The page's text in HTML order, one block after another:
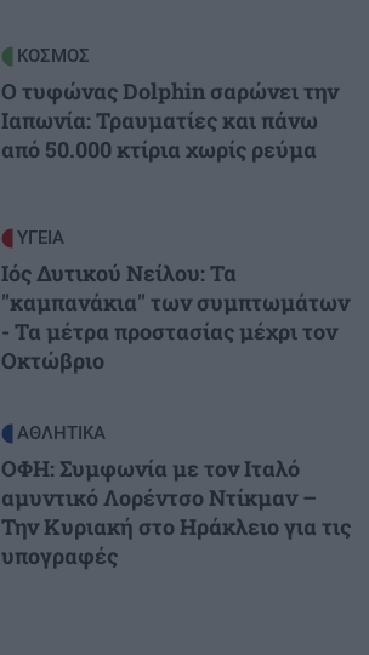
ΚΟΣΜΟΣ
Ο τυφώνας Dolphin σαρώνει την
Ιαπωνία: Τραυματίες και πάνω
από 50.000 κτίρια χωρίς ρεύμα
ΥΓΕΙΑ
Ιός Δυτικού Νείλου: Τα
"καμπανάκια" των συμπτωμάτων
- Τα μέτρα προστασίας μέχρι τον
Οκτώβριο
ΑΘΛΗΤΙΚΑ
ΟΦΗ: Συμφωνία με τον Ιταλό
αμυντικό Λορέντσο Ντίκμαν –
Την Κυριακή στο Ηράκλειο για τις
υπογραφές